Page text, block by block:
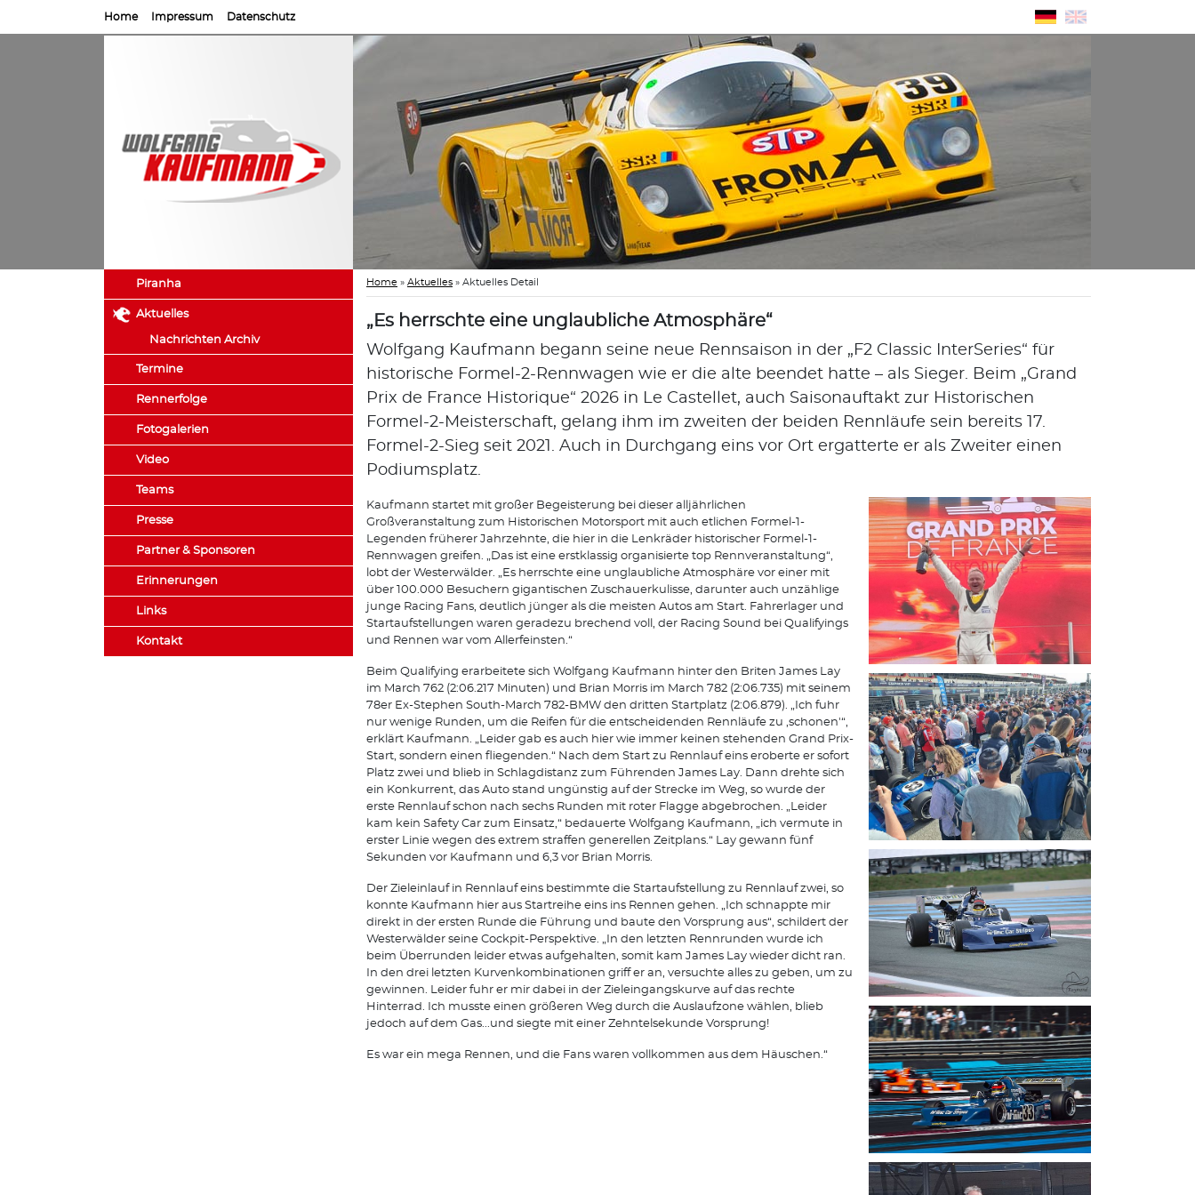
Home Impressum Datenschutz
Piranha
Aktuelles
Nachrichten Archiv
Termine
Rennerfolge
Fotogalerien
Video
Teams
Presse
Partner & Sponsoren
Erinnerungen
Links
Kontakt
Home » Aktuelles » Aktuelles Detail
„Es herrschte eine unglaubliche Atmosphäre“
Wolfgang Kaufmann begann seine neue Rennsaison in der „F2 Classic InterSeries“ für
historische Formel-2-Rennwagen wie er die alte beendet hatte – als Sieger. Beim „Grand
Prix de France Historique“ 2026 in Le Castellet, auch Saisonauftakt zur Historischen
Formel-2-Meisterschaft, gelang ihm im zweiten der beiden Rennläufe sein bereits 17.
Formel-2-Sieg seit 2021. Auch in Durchgang eins vor Ort ergatterte er als Zweiter einen
Podiumsplatz.
Kaufmann startet mit großer Begeisterung bei dieser alljährlichen
Großveranstaltung zum Historischen Motorsport mit auch etlichen Formel-1-
Legenden früherer Jahrzehnte, die hier in die Lenkräder historischer Formel-1-
Rennwagen greifen. „Das ist eine erstklassig organisierte top Rennveranstaltung“,
lobt der Westerwälder. „Es herrschte eine unglaubliche Atmosphäre vor einer mit
über 100.000 Besuchern gigantischen Zuschauerkulisse, darunter auch unzählige
junge Racing Fans, deutlich jünger als die meisten Autos am Start. Fahrerlager und
Startaufstellungen waren geradezu brechend voll, der Racing Sound bei Qualifyings
und Rennen war vom Allerfeinsten.“
Beim Qualifying erarbeitete sich Wolfgang Kaufmann hinter den Briten James Lay
im March 762 (2:06.217 Minuten) und Brian Morris im March 782 (2:06.735) mit seinem
78er Ex-Stephen South-March 782-BMW den dritten Startplatz (2:06.879). „Ich fuhr
nur wenige Runden, um die Reifen für die entscheidenden Rennläufe zu ,schonen'“,
erklärt Kaufmann. „Leider gab es auch hier wie immer keinen stehenden Grand Prix-
Start, sondern einen fliegenden.“ Nach dem Start zu Rennlauf eins eroberte er sofort
Platz zwei und blieb in Schlagdistanz zum Führenden James Lay. Dann drehte sich
ein Konkurrent, das Auto stand ungünstig auf der Strecke im Weg, so wurde der
erste Rennlauf schon nach sechs Runden mit roter Flagge abgebrochen. „Leider
kam kein Safety Car zum Einsatz,“ bedauerte Wolfgang Kaufmann, „ich vermute in
erster Linie wegen des extrem straffen generellen Zeitplans.“ Lay gewann fünf
Sekunden vor Kaufmann und 6,3 vor Brian Morris.
Der Zieleinlauf in Rennlauf eins bestimmte die Startaufstellung zu Rennlauf zwei, so
konnte Kaufmann hier aus Startreihe eins ins Rennen gehen. „Ich schnappte mir
direkt in der ersten Runde die Führung und baute den Vorsprung aus“, schildert der
Westerwälder seine Cockpit-Perspektive. „In den letzten Rennrunden wurde ich
beim Überrunden leider etwas aufgehalten, somit kam James Lay wieder dicht ran.
In den drei letzten Kurvenkombinationen griff er an, versuchte alles zu geben, um zu
gewinnen. Leider fuhr er mir dabei in der Zieleingangskurve auf das rechte
Hinterrad. Ich musste einen größeren Weg durch die Auslaufzone wählen, blieb
jedoch auf dem Gas...und siegte mit einer Zehntelsekunde Vorsprung!
Es war ein mega Rennen, und die Fans waren vollkommen aus dem Häuschen.“